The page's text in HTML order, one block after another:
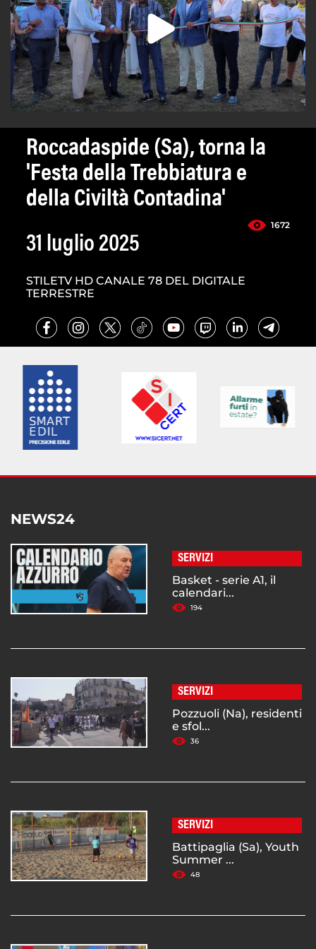
Roccadaspide (Sa), torna la
'Festa della Trebbiatura e
della Civiltà Contadina'
1672
31 luglio 2025
STILETV HD CANALE 78 DEL DIGITALE
TERRESTRE
NEWS24
SERVIZI
Basket - serie A1, il
calendari...
194
SERVIZI
Pozzuoli (Na), residenti
e sfol...
36
SERVIZI
Battipaglia (Sa), Youth
Summer ...
48